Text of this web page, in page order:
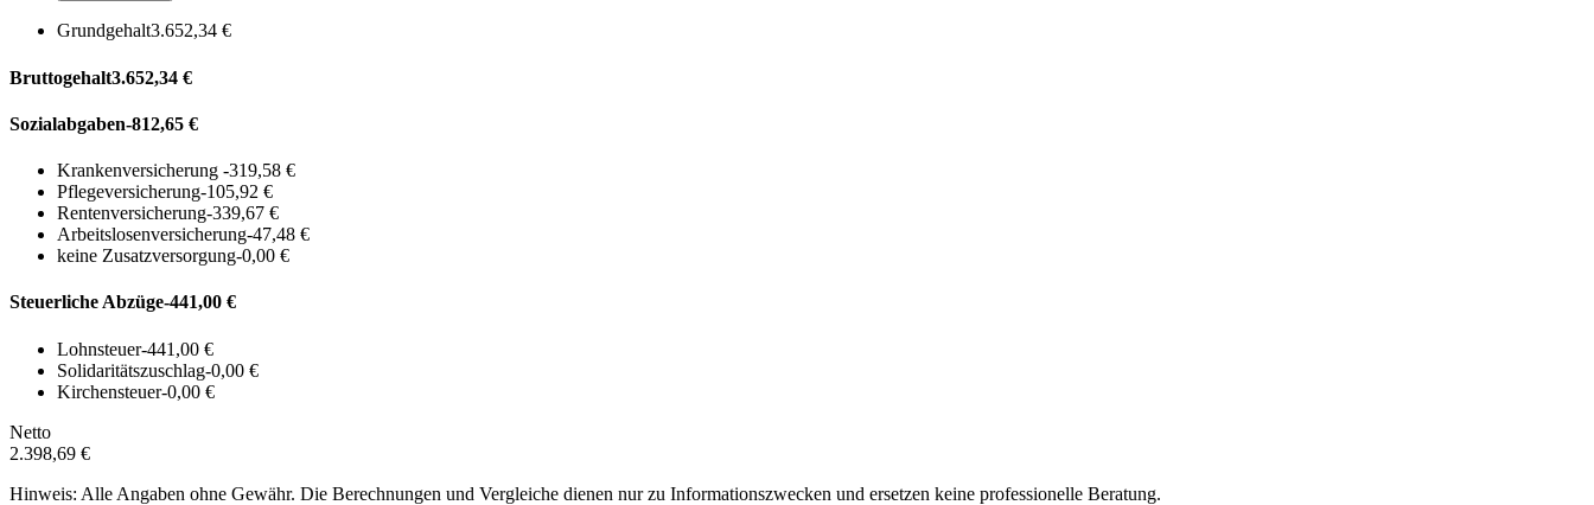
Grundgehalt3.652,34 €
Bruttogehalt3.652,34 €
Sozialabgaben-812,65 €
Krankenversicherung -319,58 €
Pflegeversicherung-105,92 €
Rentenversicherung-339,67 €
Arbeitslosenversicherung-47,48 €
keine Zusatzversorgung-0,00 €
Steuerliche Abzüge-441,00 €
Lohnsteuer-441,00 €
Solidaritätszuschlag-0,00 €
Kirchensteuer-0,00 €
Netto
2.398,69 €
Hinweis: Alle Angaben ohne Gewähr. Die Berechnungen und Vergleiche dienen nur zu Informationszwecken und ersetzen keine professionelle Beratung.